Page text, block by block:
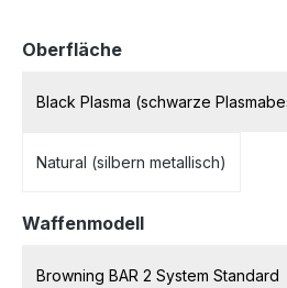
Oberflächeauswählen
Black Plasma (schwarze
Natural (silbern metallisch)
Waffenmodellauswählen
Browning BAR 2 System Standard